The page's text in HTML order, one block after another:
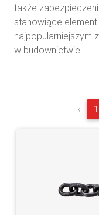
także
stanowiące
najpopularniejszym
w budownictwie
‹ 1